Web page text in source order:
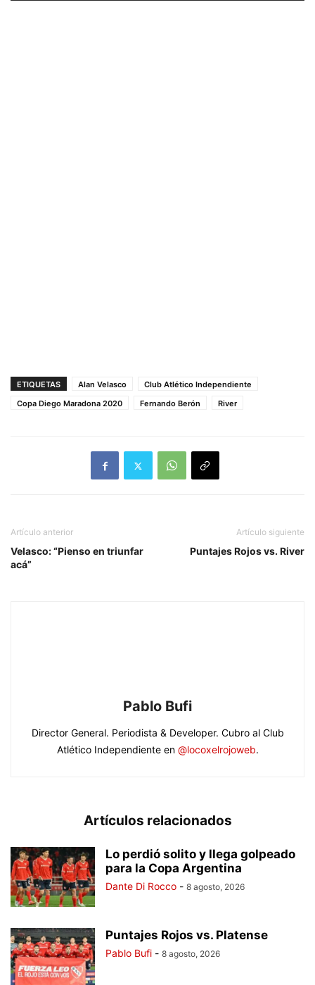
ETIQUETAS Alan Velasco
Club Atlético Independiente
Copa Diego Maradona 2020
Fernando Berón River
Artículo anterior
Velasco: “Pienso en triunfar
acá”
Artículo siguiente
Puntajes Rojos vs. River
Pablo Bufi
Director General. Periodista & Developer. Cubro al Club
Atlético Independiente en @locoxelrojoweb.
Artículos relacionados
Lo perdió solito y llega golpeado
para la Copa Argentina
Dante Di Rocco - 8 agosto, 2026
Puntajes Rojos vs. Platense
Pablo Bufi - 8 agosto, 2026